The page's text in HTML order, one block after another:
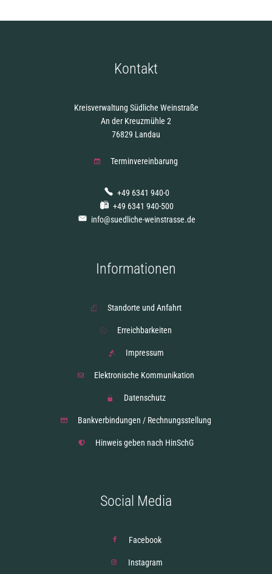
Kontakt
Kreisverwaltung Südliche Weinstraße
An der Kreuzmühle 2
76829 Landau
Terminvereinbarung
+49 6341 940-0
+49 6341 940-500
info@suedliche-weinstrasse.de
Informationen
Standorte und Anfahrt
Erreichbarkeiten
Impressum
Elektronische Kommunikation
Datenschutz
Bankverbindungen / Rechnungsstellung
Hinweis geben nach HinSchG
Social Media
Facebook
Instagram